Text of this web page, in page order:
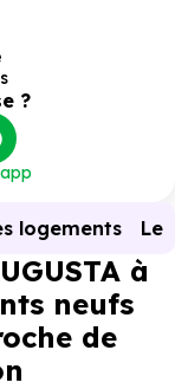
?
logements Le
à
neufs
de